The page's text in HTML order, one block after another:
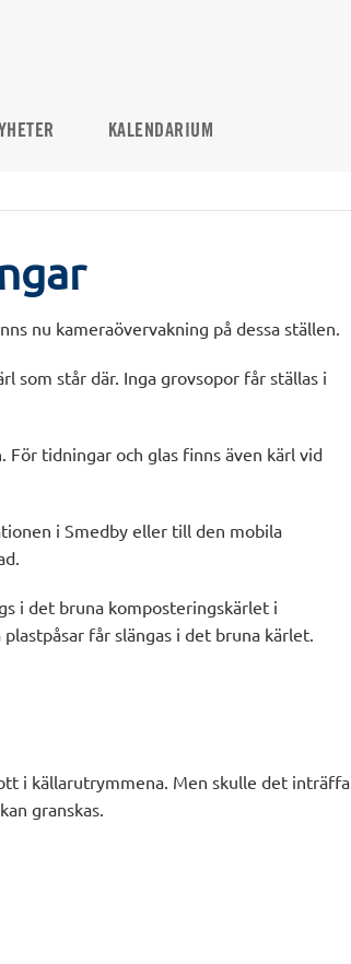
KALENDARIUM
nu kameraövervakning på dessa ställen.
som står där. Inga grovsopor får ställas i
tidningar och glas finns även kärl vid
i Smedby eller till den mobila
i det bruna komposteringskärlet i
får slängas i det bruna kärlet.
i källarutrymmena. Men skulle det inträffa
granskas.